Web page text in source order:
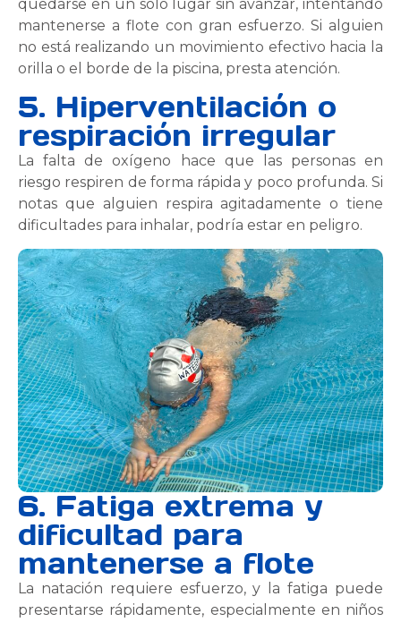
quedarse en un solo lugar sin avanzar, intentando
mantenerse a flote con gran esfuerzo. Si alguien
no está realizando un movimiento efectivo hacia la
orilla o el borde de la piscina, presta atención.
5. Hiperventilación o
respiración irregular
La falta de oxígeno hace que las personas en
riesgo respiren de forma rápida y poco profunda. Si
notas que alguien respira agitadamente o tiene
dificultades para inhalar, podría estar en peligro.
6. Fatiga extrema y
dificultad para
mantenerse a flote
La natación requiere esfuerzo, y la fatiga puede
presentarse rápidamente, especialmente en niños